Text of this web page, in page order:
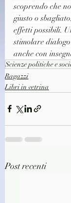
scoprendo che
giusto o
effetti possibili.
stimolare
anche con
Scienze politiche e
Ragazzi
Libri in vetrina
Post recenti